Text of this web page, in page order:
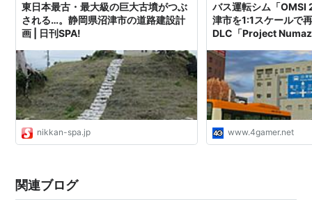
東日本最古・最大級の巨大古墳がつぶ
される…。静岡県沼津市の道路建設計
画 | 日刊SPA!
nikkan-spa.jp
バス運転シム「OMSI
津市を1:1スケールで
DLC「Project
www.4gamer.net
関連ブログ